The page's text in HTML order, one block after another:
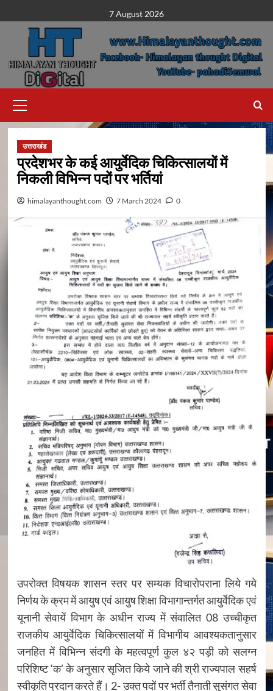
to
content
7 August 2026
Menu
उत्तराखंड
प्रदेशभर के कई आयुर्वेदिक चिकित्सालयों में
निकली विभिन्न पदों पर भर्तियां
himalayanthought.com 7 March 2024 0
उपरोक्त विषयक शासन स्तर पर सम्यक विचारोपराना लिये गये
निर्णय के क्रम में आयुष एवं आयुष शिक्षा विभागान्तर्गत आयुर्वेदिक एवं
यूनानी सेवायें विभाग के अधीन राज्य में संवालित 08 उच्चीकृत
राजकीय आयुर्वेदिक चिकित्सालयों में विभागीय आवश्यकतानुसार
जनहित में विभिन्न संदगी के महत्वपूर्ण कुल ४२ पड़ी को सलग्न
परिशिष्ट ‘क’ के अनुसार सृजित किये जाने की श्री राज्यपाल सहर्ष
स्वीकृति प्रदान करते हैं। 2- उक्त पदों पर भर्ती तैनाती सुसंगत सेवा